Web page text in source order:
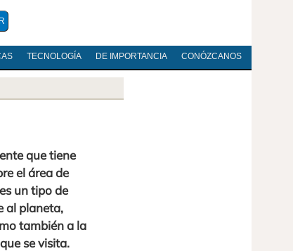
TECNOLOGÍA DE IMPORTANCIA CONÓZCANOS
que tiene
el área de
un tipo de
al planeta,
también a la
se visita.